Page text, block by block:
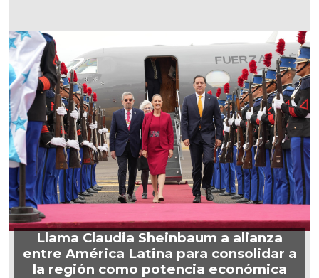
Llama Claudia Sheinbaum a alianza
entre América Latina para consolidar a
la región como potencia económica